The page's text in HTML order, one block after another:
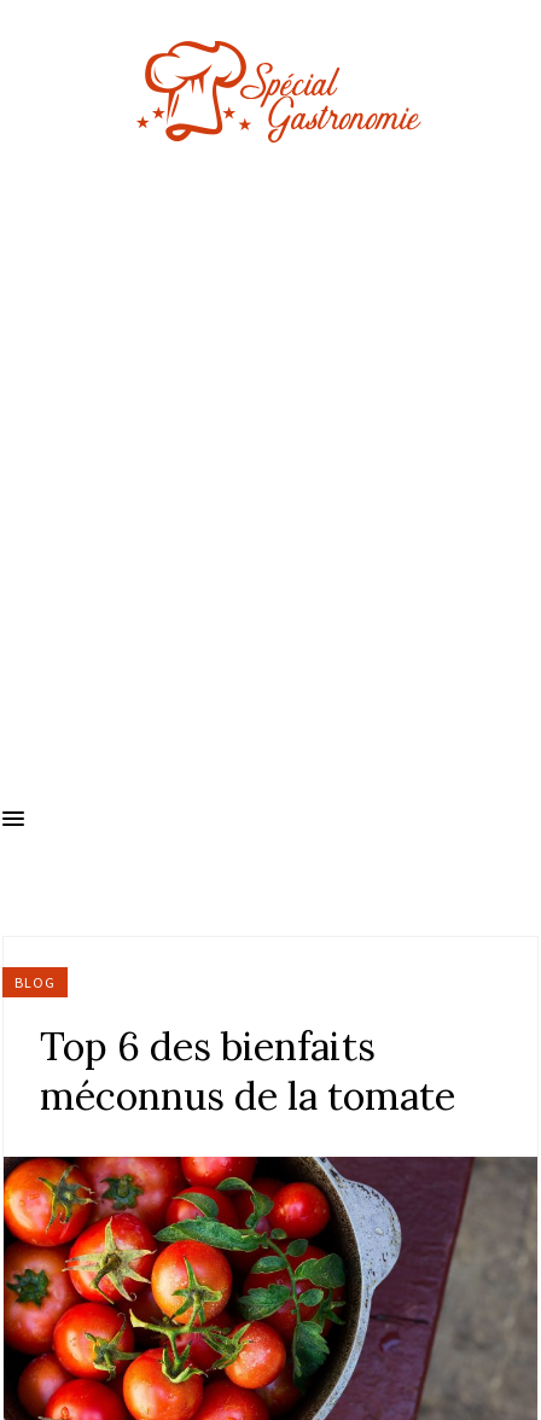
BLOG
Top 6 des bienfaits
méconnus de la tomate